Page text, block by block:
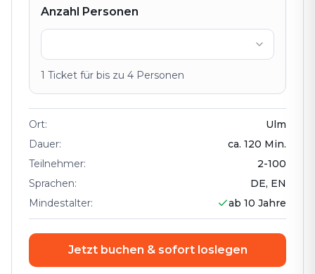
Anzahl Personen
1 Ticket für bis zu 4 Personen
Ort:
Ulm
Dauer: ca. 120 Min.
Teilnehmer: 2-100
Sprachen:
DE, EN
Mindestalter: ab 10 Jahre
Jetzt buchen & sofort loslegen